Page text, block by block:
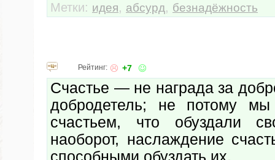
Метки: идея, абсурд, безнадёжность
Рейтинг: +7
Счастье — не награда за
добродетель; не потому мы
счастьем, что обуздали
наоборот, наслаждение
способными обуздать их.